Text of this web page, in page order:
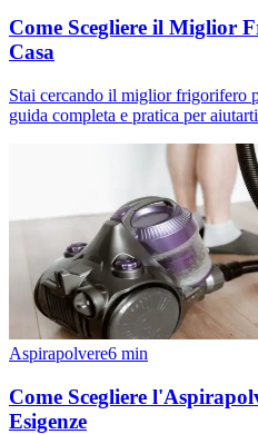
Come Scegliere il Miglior
Casa
Stai cercando il miglior frigorifero
guida completa e pratica per
Aspirapolvere6 min
Come Scegliere
Esigenze